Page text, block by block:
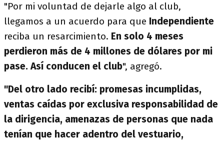
"Por mi voluntad de dejarle algo al club,
llegamos a un acuerdo para que Independiente
reciba un resarcimiento. En solo 4 meses
perdieron más de 4 millones de dólares por mi
pase. Así conducen el club", agregó.
"Del otro lado recibí: promesas incumplidas,
ventas caídas por exclusiva responsabilidad de
la dirigencia, amenazas de personas que nada
tenían que hacer adentro del vestuario,